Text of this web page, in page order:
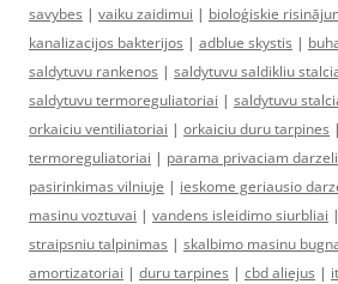
savybes | vaiku zaidimui | bioloģiskie
kanalizacijos bakterijos | adblue skystis |
saldytuvu rankenos | saldytuvu saldikliu
saldytuvu termoreguliatoriai | saldytuvu
orkaiciu ventiliatoriai | orkaiciu duru tarpines |
termoreguliatoriai | parama privaciam
pasirinkimas vilniuje | ieskome geriausio
masinu voztuvai | vandens isleidimo siurbliai |
straipsniu talpinimas | skalbimo masinu
amortizatoriai | duru tarpines | cbd aliejus |